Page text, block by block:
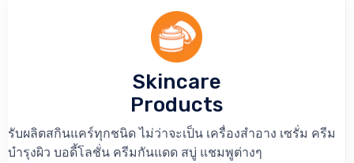
คลิกที่นี่ เพื่อขอรับ Price List
Skincare
Products
รับผลิตสกินแคร์ทุกชนิด ไม่ว่าจะเป็น เครื่องสำอาง เซรั่ม ครีม
บำรุงผิว บอดี้โลชั่น ครีมกันแดด สบู่ แชมพูต่างๆ